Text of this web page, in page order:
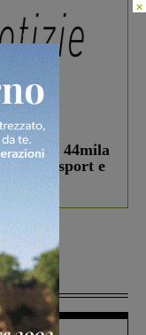
oltre 44mila
per lo sport e
×